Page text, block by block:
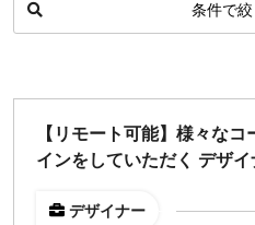
条件で
出社希望
【リモート可能】様々な
インをしていただく デザイ
デザイナー